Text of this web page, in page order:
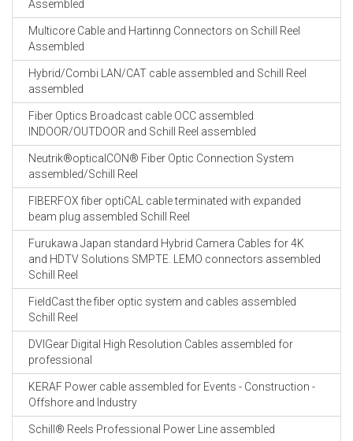
Assembled
Multicore Cable and Hartinng Connectors on Schill Reel
Assembled
Hybrid/Combi LAN/CAT cable assembled and Schill Reel
assembled
Fiber Optics Broadcast cable OCC assembled
INDOOR/OUTDOOR and Schill Reel assembled
Neutrik®opticalCON® Fiber Optic Connection System
assembled/Schill Reel
FIBERFOX fiber optiCAL cable terminated with expanded
beam plug assembled Schill Reel
Furukawa Japan standard Hybrid Camera Cables for 4K
and HDTV Solutions SMPTE. LEMO connectors assembled
Schill Reel
FieldCast the fiber optic system and cables assembled
Schill Reel
DVIGear Digital High Resolution Cables assembled for
professional
KERAF Power cable assembled for Events - Construction -
Offshore and Industry
Schill® Reels Professional Power Line assembled